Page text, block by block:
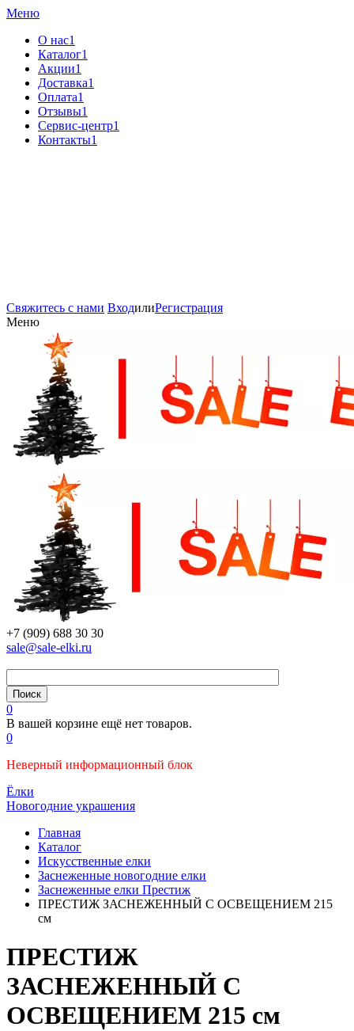
Меню
О нас1
Каталог1
Акции1
Доставка1
Оплата1
Отзывы1
Сервис-центр1
Контакты1
Свяжитесь с нами ВходилиРегистрация
Меню
+7 (909) 688 30 30
sale@sale-elki.ru
0
В вашей корзине ещё нет товаров.
0
Неверный информационный блок
Ёлки
Новогодние украшения
Главная
Каталог
Искусственные елки
Заснеженные новогодние елки
Заснеженные елки Престиж
ПРЕСТИЖ ЗАСНЕЖЕННЫЙ С ОСВЕЩЕНИЕМ 215
см
ПРЕСТИЖ
ЗАСНЕЖЕННЫЙ С
ОСВЕЩЕНИЕМ 215 см